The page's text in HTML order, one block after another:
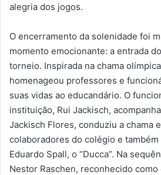
alegria dos jogos.
O encerramento da solenidade foi
momento emocionante: a entrada
torneio. Inspirada na chama
homenageou professores e
suas vidas ao educandário. O
instituição, Rui Jackisch,
Jackisch Flores, conduziu a chama
colaboradores do colégio e também
Eduardo Spall, o “Ducca”. Na
Nestor Raschen, reconhecido